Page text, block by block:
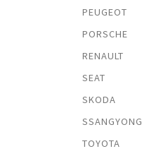
PEUGEOT
PORSCHE
RENAULT
SEAT
SKODA
SSANGYONG
TOYOTA